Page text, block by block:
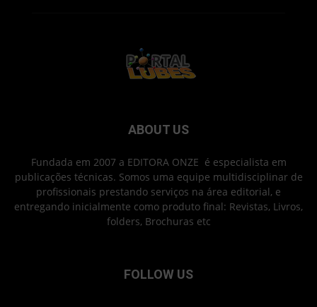
ABOUT US
Fundada em 2007 a EDITORA ONZE é especialista em
publicações técnicas. Somos uma equipe multidisciplinar de
profissionais prestando serviços na área editorial, e
entregando inicialmente como produto final: Revistas, Livros,
folders, Brochuras etc
FOLLOW US